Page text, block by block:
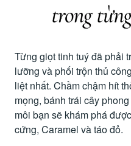
Từng giọt tinh tuý đã phải
lưỡng và phối trộn thủ
liệt nhất. Chầm chậm hít
mọng, bánh trái cây
môi bạn sẽ khám phá
cứng, Caramel và táo đỏ.